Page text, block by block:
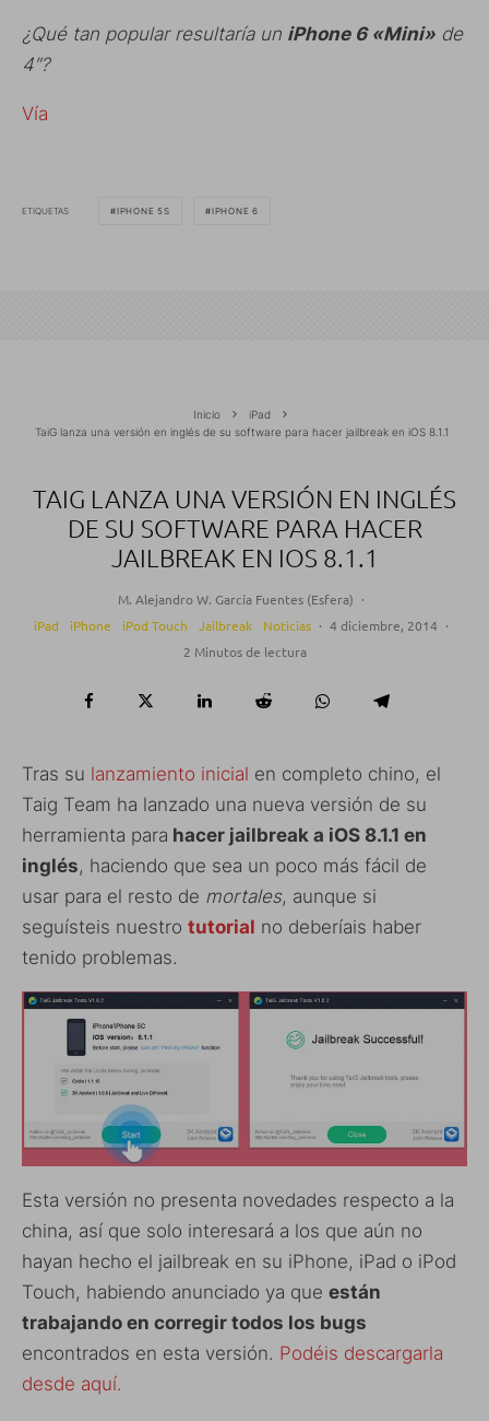
¿Qué tan popular resultaría un iPhone 6 «Mini» de
4″?
Vía
ETIQUETAS IPHONE 5S IPHONE 6
Inicio
iPad
TaiG lanza una versión en inglés de su software para hacer jailbreak en iOS 8.1.1
TAIG LANZA UNA VERSIÓN EN INGLÉS
DE SU SOFTWARE PARA HACER
JAILBREAK EN IOS 8.1.1
M. Alejandro W. García Fuentes (Esfera) ·
iPad
iPhone iPod Touch Jailbreak Noticias · 4 diciembre, 2014 ·
2 Minutos de lectura
Tras su lanzamiento inicial en completo chino, el
Taig Team ha lanzado una nueva versión de su
herramienta para hacer jailbreak a iOS 8.1.1 en
inglés, haciendo que sea un poco más fácil de
usar para el resto de mortales, aunque si
seguísteis nuestro tutorial no deberíais haber
tenido problemas.
Esta versión no presenta novedades respecto a la
china, así que solo interesará a los que aún no
hayan hecho el jailbreak en su iPhone, iPad o iPod
Touch, habiendo anunciado ya que están
trabajando en corregir todos los bugs
encontrados en esta versión. Podéis descargarla
desde aquí.